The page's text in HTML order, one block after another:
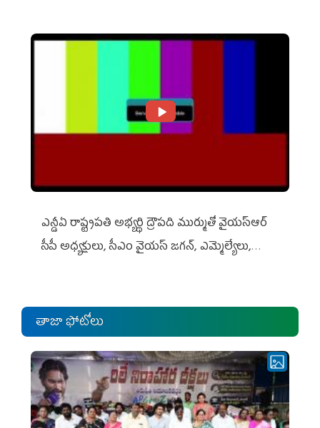
ఎన్డీఏ రాష్ట్ర‌ప‌తి అభ్య‌ర్థి ద్రౌప‌ది ముర్ముతో వైయ‌స్ఆర్
సీపీ అధ్య‌క్షులు, సీఎం వైయ‌స్ జ‌గ‌న్, ఎమ్మెల్యేలు,
తాజా ఫోటోలు